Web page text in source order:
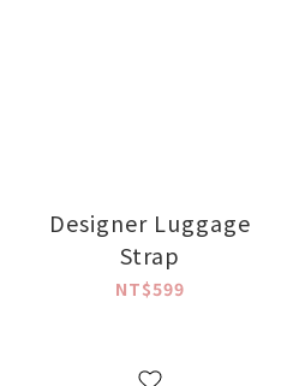
Designer Luggage
Strap
NT$599